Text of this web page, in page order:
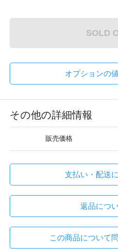
SOLD
オプションの
その他の詳細情報
販売価格
支払い・配送
返品につ
この商品について